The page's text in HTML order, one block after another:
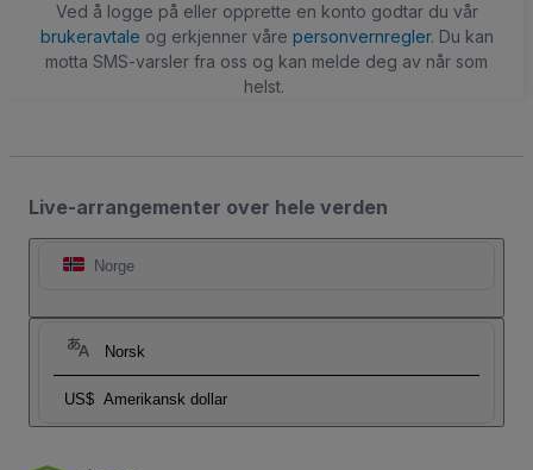
Ved å logge på eller opprette en konto godtar du vår
brukeravtale og erkjenner våre personvernregler. Du kan
motta SMS-varsler fra oss og kan melde deg av når som
helst.
Live-arrangementer over hele verden
Norge
Norsk
US$ Amerikansk dollar